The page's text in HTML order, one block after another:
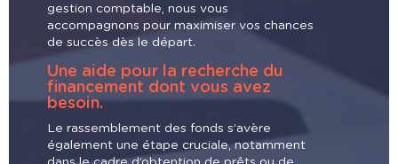
gestion comptable, nous vous
accompagnons pour maximiser vos chances
de succès dès le départ.
Une aide pour la recherche du
financement dont vous avez
besoin.
Le rassemblement des fonds s’avère
également une étape cruciale, notamment